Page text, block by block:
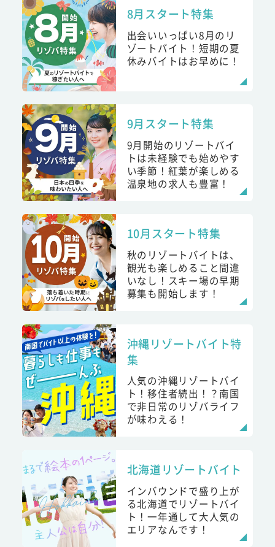
8月スタート特集
出会いいっぱい8月のリ
ゾートバイト！短期の夏
休みバイトはお早めに！
9月スタート特集
9月開始のリゾートバイ
トは未経験でも始めやす
い季節！紅葉が楽しめる
温泉地の求人も豊富！
10月スタート特集
秋のリゾートバイトは、
観光も楽しめること間違
いなし！スキー場の早期
募集も開始します！
沖縄リゾートバイト特
集
人気の沖縄リゾートバイ
ト！移住者続出！？南国
で非日常のリゾバライフ
が味わえる！
北海道リゾートバイト
インバウンドで盛り上が
る北海道でリゾートバイ
ト！一年通して大人気の
エリアなんです！